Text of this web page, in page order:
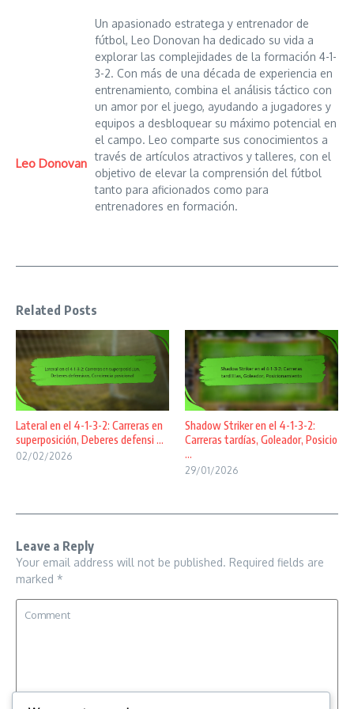
Leo Donovan
Un apasionado estratega y entrenador de
fútbol, Leo Donovan ha dedicado su vida a
explorar las complejidades de la formación 4-1-
3-2. Con más de una década de experiencia en
entrenamiento, combina el análisis táctico con
un amor por el juego, ayudando a jugadores y
equipos a desbloquear su máximo potencial en
el campo. Leo comparte sus conocimientos a
través de artículos atractivos y talleres, con el
objetivo de elevar la comprensión del fútbol
tanto para aficionados como para
entrenadores en formación.
Related Posts
Lateral en el 4-1-3-2: Carreras en
superposición, Deberes defensi ...
02/02/2026
Shadow Striker en el 4-1-3-2:
Carreras tardías, Goleador, Posicio
...
29/01/2026
Leave a Reply
Your email address will not be published. Required fields are
marked *